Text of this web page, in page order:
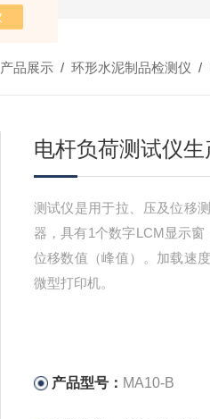
产品展示/ 环形水泥制品检测仪 /
电杆负荷测试仪生
测试仪是用于拉、压及位移
器，具有1个数字LCM显示
位移数值（峰值）。加载速
微型打印机。
产品型号： MA10-B